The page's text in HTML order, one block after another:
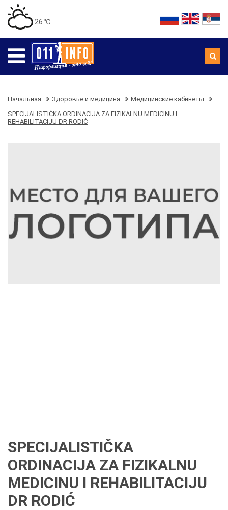
26 ℃
Начальная Здоровье и медицина
Медицинские кабинеты
SPECIJALISTIČKA ORDINACIJA ZA FIZIKALNU MEDICINU I
REHABILITACIJU DR RODIĆ
SPECIJALISTIČKA
ORDINACIJA ZA FIZIKALNU
MEDICINU I REHABILITACIJU
DR RODIĆ